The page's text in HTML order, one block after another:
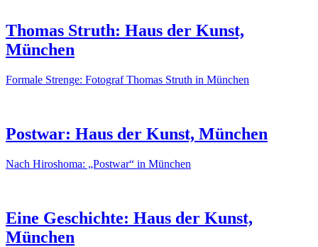
Thomas Struth: Haus der Kunst,
München
Formale Strenge: Fotograf Thomas Struth in München
Postwar: Haus der Kunst, München
Nach Hiroshoma: „Postwar“ in München
Eine Geschichte: Haus der Kunst,
München